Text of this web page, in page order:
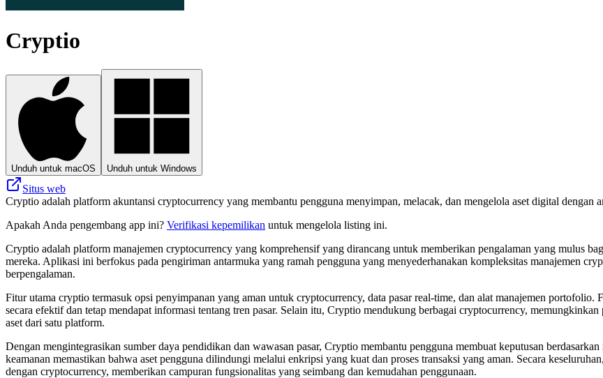
Cryptio
Unduh untuk macOS Unduh untuk Windows
Situs web
Cryptio adalah platform akuntansi cryptocurrency yang membantu pengguna menyimpan, melacak, dan mengelola aset digital dengan
Apakah Anda pengembang app ini? Verifikasi kepemilikan untuk mengelola listing ini.
Cryptio adalah platform manajemen cryptocurrency yang komprehensif yang dirancang untuk memberikan pengalaman yang mulus
mereka. Aplikasi ini berfokus pada pengiriman antarmuka yang ramah pengguna yang menyederhanakan kompleksitas manajemen
berpengalaman.
Fitur utama cryptio termasuk opsi penyimpanan yang aman untuk cryptocurrency, data pasar real-time, dan alat manajemen
secara efektif dan tetap mendapat informasi tentang tren pasar. Selain itu, Cryptio mendukung berbagai cryptocurrency,
aset dari satu platform.
Dengan mengintegrasikan sumber daya pendidikan dan wawasan pasar, Cryptio membantu pengguna membuat keputusan
keamanan memastikan bahwa aset pengguna dilindungi melalui enkripsi yang kuat dan proses transaksi yang aman. Secara
dengan cryptocurrency, memberikan campuran fungsionalitas yang seimbang dan kemudahan penggunaan.